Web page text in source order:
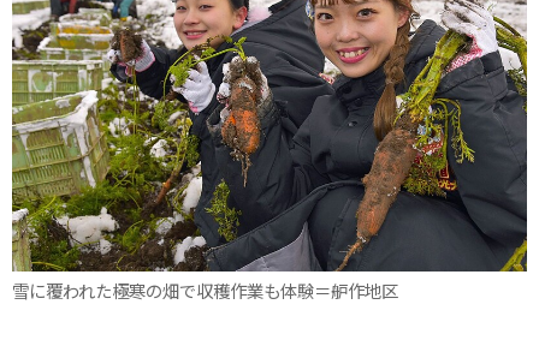
雪に覆われた極寒の畑で収穫作業も体験＝舮作地区